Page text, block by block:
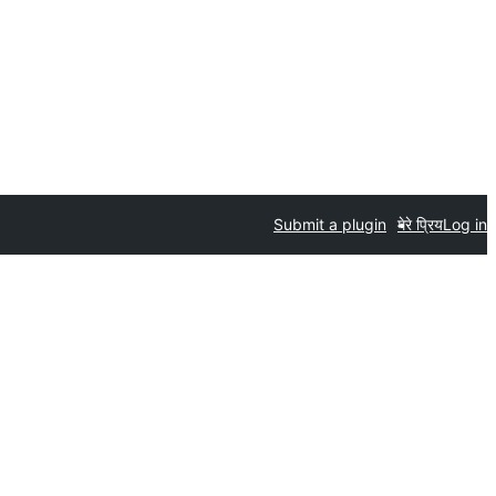
Submit a plugin मेरे प्रियLog in